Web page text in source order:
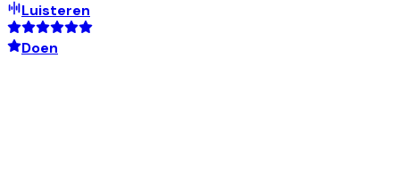
Luisteren
Doen